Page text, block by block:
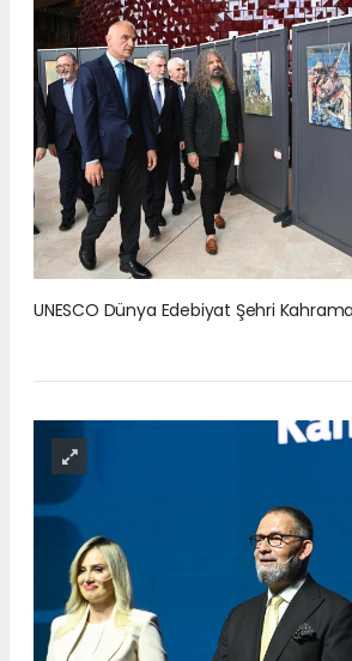
UNESCO Dünya Edebiyat Şehri